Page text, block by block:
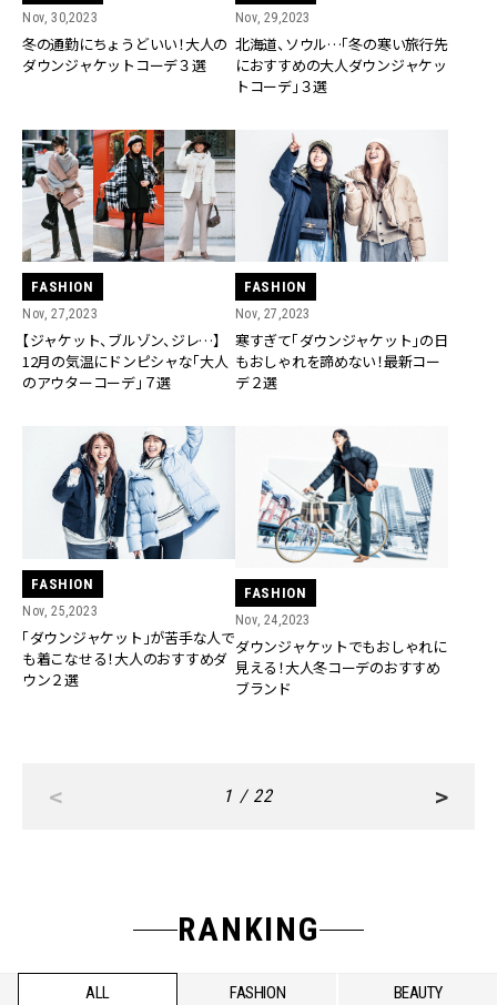
Nov, 30,2023
冬の通勤にちょうどいい！大人の
ダウンジャケットコーデ３選
Nov, 29,2023
北海道、ソウル…「冬の寒い旅行先
におすすめの大人ダウンジャケッ
トコーデ」３選
FASHION
Nov, 27,2023
【ジャケット、ブルゾン、ジレ…】
12月の気温にドンピシャな「大人
のアウターコーデ」７選
FASHION
Nov, 27,2023
寒すぎて「ダウンジャケット」の日
もおしゃれを諦めない！最新コー
デ２選
FASHION
Nov, 25,2023
「ダウンジャケット」が苦手な人で
も着こなせる！大人のおすすめダ
ウン２選
FASHION
Nov, 24,2023
ダウンジャケットでもおしゃれに
見える！大人冬コーデのおすすめ
ブランド
< 1 / 22 >
RANKING
ALL FASHION BEAUTY